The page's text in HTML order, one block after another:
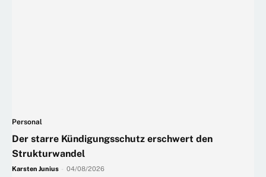
Personal
Der starre Kündigungsschutz erschwert den
Strukturwandel
Karsten Junius 04/08/2026